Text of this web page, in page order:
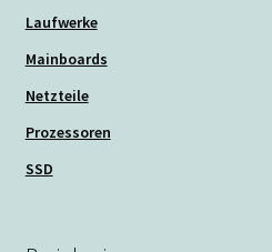
Laufwerke
Mainboards
Netzteile
Prozessoren
SSD